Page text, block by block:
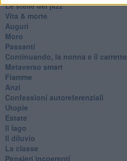
Le stelle del jazz
Vita & morte
Auguri
Moro
Passanti
Continuando, la nonna e il carretto
Metaverso smart
Fiamme
Anzi
Confessioni autoreferenziali
Utopie
Estate
Il lago
Il diluvio
La classe
Pensieri incoerenti